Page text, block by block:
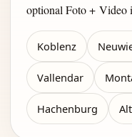
optional Foto + Video
Koblenz
Vallendar
Hachenburg